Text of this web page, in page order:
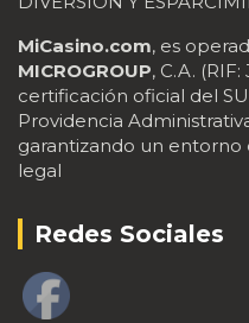
MiCasino.com, es
MICROGROUP, C.A.
certificación oficial del
Providencia
garantizando un entorno
legal
Redes Sociales